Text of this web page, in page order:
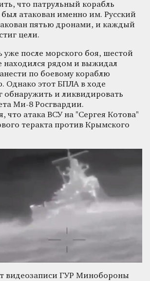
что патрульный корабль
атакован именно им. Русский
пятью дронами, и каждый
цели.
уже после морского боя, шестой
находился рядом и выжидал
по боевому кораблю
Однако этот БПЛА в ходе
обнаружить и ликвидировать
Ми-8 Росгвардии.
что атака ВСУ на "Сергея Котова"
теракта против Крымского
видеозаписи ГУР Минобороны